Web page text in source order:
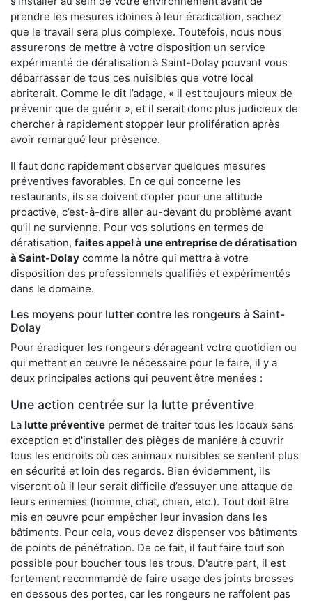
prendre les mesures idoines à leur éradication, sachez
que le travail sera plus complexe. Toutefois, nous nous
assurerons de mettre à votre disposition un service
expérimenté de dératisation à Saint-Dolay pouvant vous
débarrasser de tous ces nuisibles que votre local
abriterait. Comme le dit l’adage, « il est toujours mieux de
prévenir que de guérir », et il serait donc plus judicieux de
chercher à rapidement stopper leur prolifération après
avoir remarqué leur présence.
Il faut donc rapidement observer quelques mesures
préventives favorables. En ce qui concerne les
restaurants, ils se doivent d’opter pour une attitude
proactive, c’est-à-dire aller au-devant du problème avant
qu’il ne survienne. Pour vos solutions en termes de
dératisation, faites appel à une entreprise de dératisation
à Saint-Dolay comme la nôtre qui mettra à votre
disposition des professionnels qualifiés et expérimentés
dans le domaine.
Les moyens pour lutter contre les rongeurs à Saint-
Dolay
Pour éradiquer les rongeurs dérageant votre quotidien ou
qui mettent en œuvre le nécessaire pour le faire, il y a
deux principales actions qui peuvent être menées :
Une action centrée sur la lutte préventive
La lutte préventive permet de traiter tous les locaux sans
exception et d'installer des pièges de manière à couvrir
tous les endroits où ces animaux nuisibles se sentent plus
en sécurité et loin des regards. Bien évidemment, ils
viseront où il leur serait difficile d’essuyer une attaque de
leurs ennemies (homme, chat, chien, etc.). Tout doit être
mis en œuvre pour empêcher leur invasion dans les
bâtiments. Pour cela, vous devez dispenser vos bâtiments
de points de pénétration. De ce fait, il faut faire tout son
possible pour boucher tous les trous. D'autre part, il est
fortement recommandé de faire usage des joints brosses
en dessous des portes, car les rongeurs ne raffolent pas